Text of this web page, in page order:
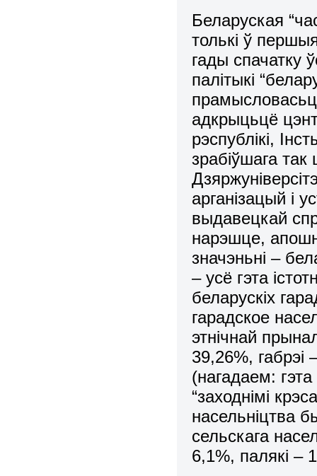
Беларуская
толькі ў
гады спачатку
палітыкі
адкрыцьцё
рэспублікі,
зрабіўшага
арганізацый і
выдавецкай
нарэшце,
значэньні –
– усё гэта
беларускіх
гарадское
этнічнай
39,26%, габрэі
(нагадаем:
“заходнімі
насельніцтва
сельскага
6,1%, палякі –